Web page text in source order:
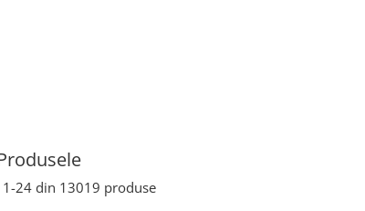
1-24 din 13019 produse